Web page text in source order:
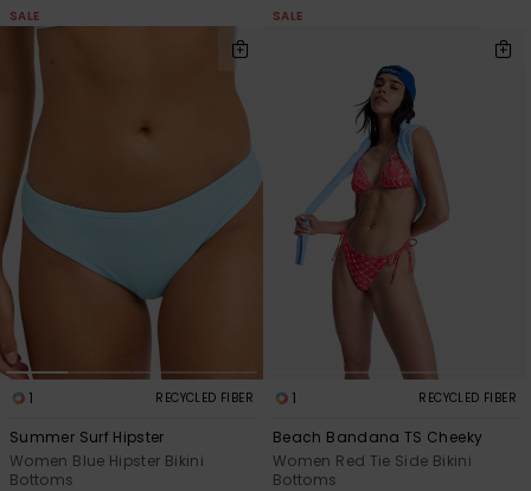
SALE SALE
1 RECYCLED FIBER
Summer Surf Hipster
Women Blue Hipster Bikini
Bottoms
1 RECYCLED FIBER
Beach Bandana TS Cheeky
Women Red Tie Side Bikini
Bottoms